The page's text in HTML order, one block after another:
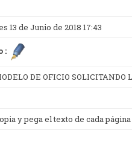
13 de Junio de 2018 17:43
:
DE OFICIO SOLICITANDO
y pega el texto de cada